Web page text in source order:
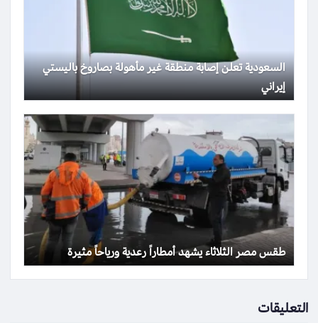
السعودية تعلن إصابة منطقة غير مأهولة بصاروخ باليستي
إيراني
طقس مصر الثلاثاء يشهد أمطاراً رعدية ورياحاً مثيرة
التعليقات